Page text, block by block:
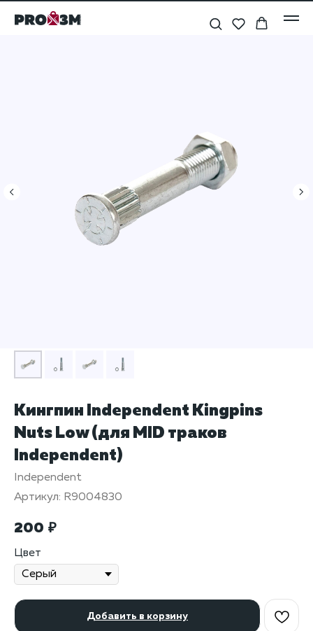
Кингпин Independent Kingpins
Nuts Low (для MID траков
Independent)
Independent
Артикул: R9004830
200 ₽
Цвет
Добавить в корзину